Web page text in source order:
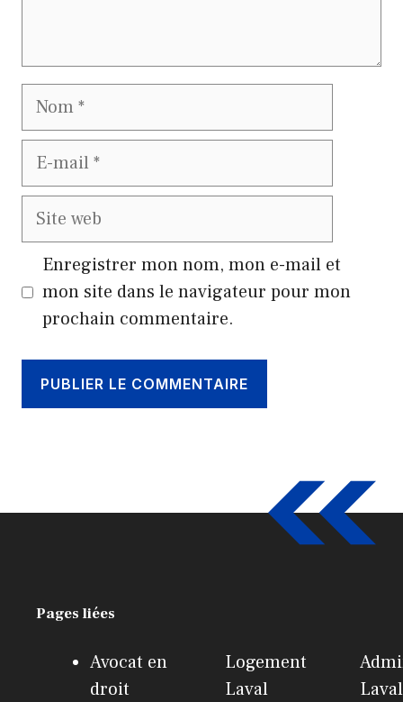
Nom
E-
mail
Site
web
Enregistrer mon nom, mon e-mail et
mon site dans le navigateur pour mon
prochain commentaire.
Pages liées
Avocat en
droit
Logement
Laval
Laval